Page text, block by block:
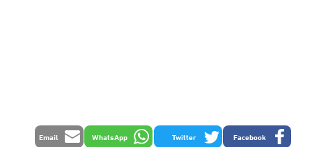
Facebook
Twitter
WhatsApp
Email